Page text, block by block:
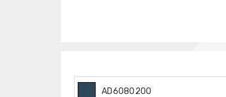
AD6080200